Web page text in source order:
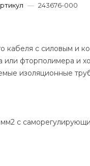
— 243676-000
с силовым и
фторполимера и
изоляционные
с